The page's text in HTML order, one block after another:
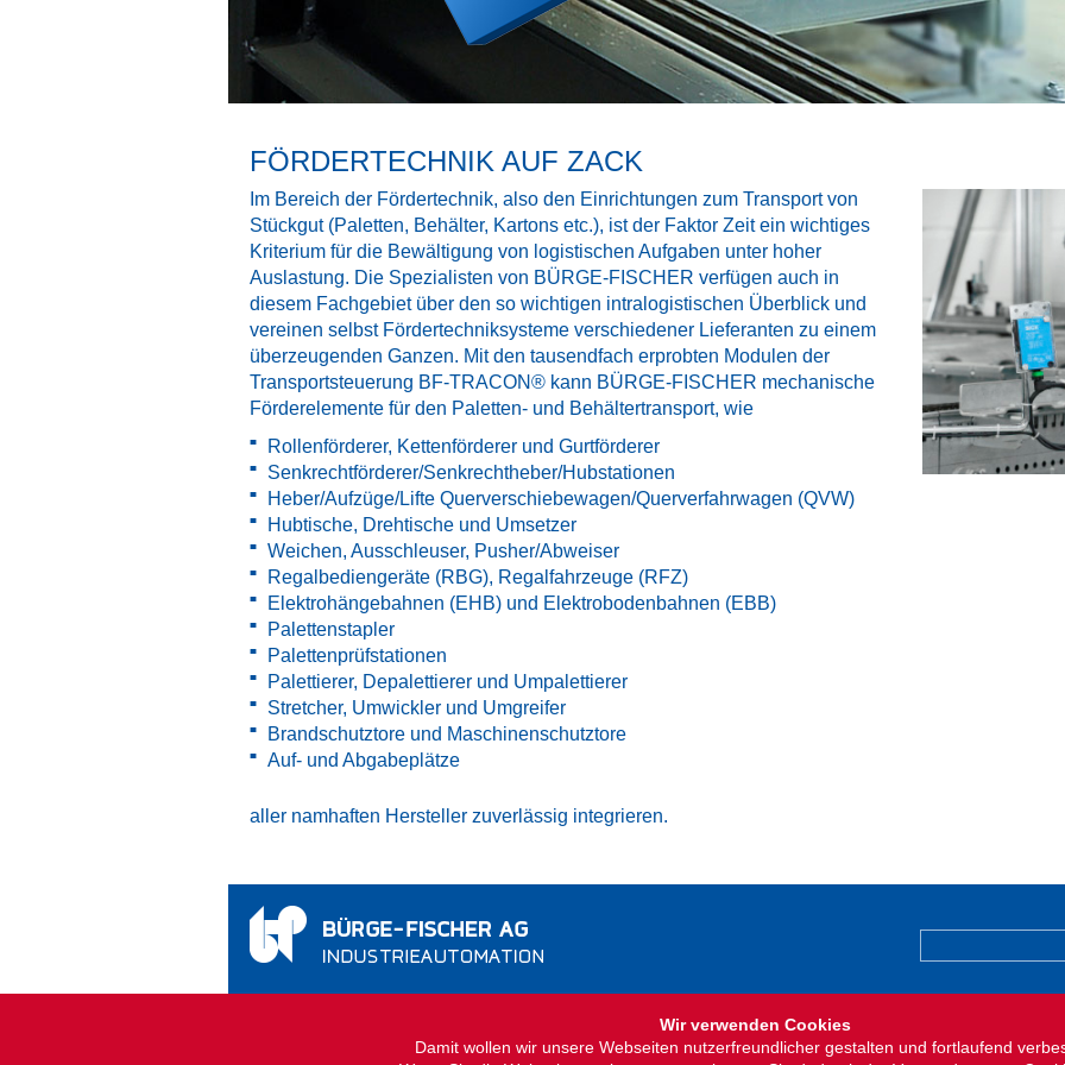
FÖRDERTECHNIK AUF ZACK
Im Bereich der Fördertechnik, also den Einrichtungen zum Transport von
Stückgut (Paletten, Behälter, Kartons etc.), ist der Faktor Zeit ein wichtiges
Kriterium für die Bewältigung von logistischen Aufgaben unter hoher
Auslastung. Die Spezialisten von BÜRGE-FISCHER verfügen auch in
diesem Fachgebiet über den so wichtigen intralogistischen Überblick und
vereinen selbst Fördertechniksysteme verschiedener Lieferanten zu einem
überzeugenden Ganzen. Mit den tausendfach erprobten Modulen der
Transportsteuerung BF-TRACON® kann BÜRGE-FISCHER mechanische
Förderelemente für den Paletten- und Behältertransport, wie
Rollenförderer, Kettenförderer und Gurtförderer
Senkrechtförderer/Senkrechtheber/Hubstationen
Heber/Aufzüge/Lifte Querverschiebewagen/Querverfahrwagen (QVW)
Hubtische, Drehtische und Umsetzer
Weichen, Ausschleuser, Pusher/Abweiser
Regalbediengeräte (RBG), Regalfahrzeuge (RFZ)
Elektrohängebahnen (EHB) und Elektrobodenbahnen (EBB)
Palettenstapler
Palettenprüfstationen
Palettierer, Depalettierer und Umpalettierer
Stretcher, Umwickler und Umgreifer
Brandschutztore und Maschinenschutztore
Auf- und Abgabeplätze
aller namhaften Hersteller zuverlässig integrieren.
Impressum
Wir verwenden Cookies
Damit wollen wir unsere Webseiten nutzerfreundlicher gestalten und fortlaufend